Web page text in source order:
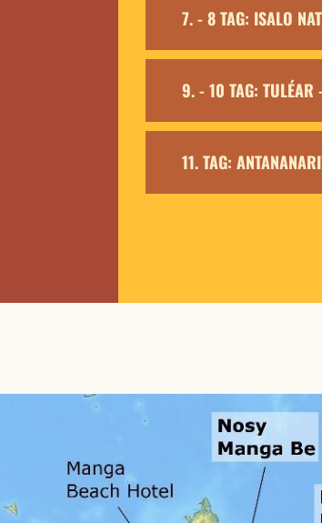
7. - 8 TAG: ISALO
9. - 10 TAG: TULÉAR
11. TAG: